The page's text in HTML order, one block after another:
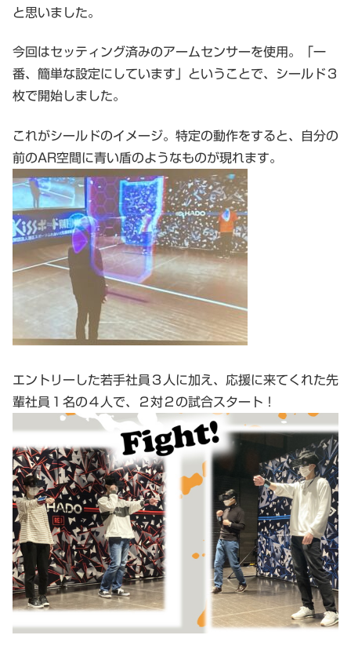
と思いました。
今回はセッティング済みのアームセンサーを使用。「一
番、簡単な設定にしています」ということで、シールド３
枚で開始しました。
これがシールドのイメージ。特定の動作をすると、自分の
前のAR空間に青い盾のようなものが現れます。
エントリーした若手社員３人に加え、応援に来てくれた先
輩社員１名の４人で、２対２の試合スタート！